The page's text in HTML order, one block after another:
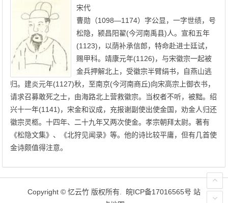
宋代
曹勋（1098—1174）字公显，一字世绩，号
松隐，颍昌阳翟(今河南禹县)人。宣和五年
(1123)，以荫补承信郎，特命赴进士廷试，
赐甲科。靖康元年(1126)，与宋徽宗一起被
金兵押解北上，受徽宗半臂绢书，自燕山逃
归。建炎元年(1127)秋，至南京(今河南商丘)向宋高宗上御衣书，
请求召募敢死之士，由海路北上营救徽宗。当权者不听，被黜。绍
兴十一年(1141)，宋金和议成，充报谢副使出使金国，劝金人归还
徽宗灵柩。十四年、二十九年又两次使金。孝宗朝拜太尉。著有
《松隐文集》、《北狩见闻录》等。他的诗比较平庸，但有几首使
金诗颇值得注意。
Copyright © 忆云竹 版权所有. 皖ICP备17016565号 站